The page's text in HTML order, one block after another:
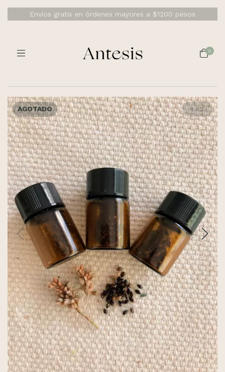
Envíos gratis en órdenes mayores a $1200 pesos
0
AGOTADO 1/ 2